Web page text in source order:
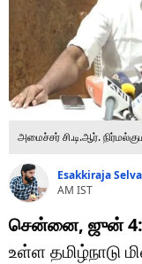
வலை கதைகள்
போட்டோ கேலரி
அமைச்சர் சி.டி.ஆர்.
Esakkiraja
AM IST
சென்னை, ஜுன் 4:
உள்ள தமிழ்நாடு